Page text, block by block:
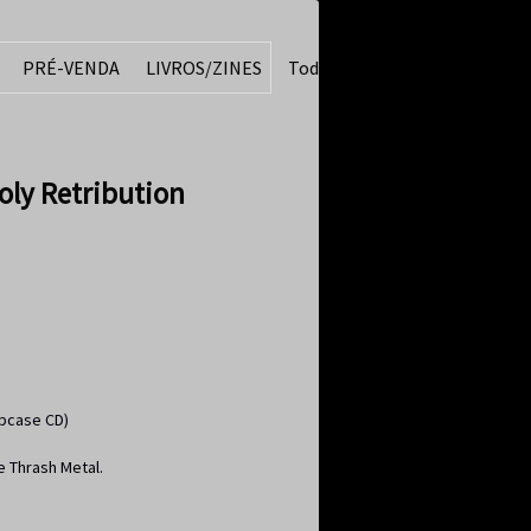
PRÉ-VENDA LIVROS/ZINES Todos
Retribution
CD)
Thrash Metal.